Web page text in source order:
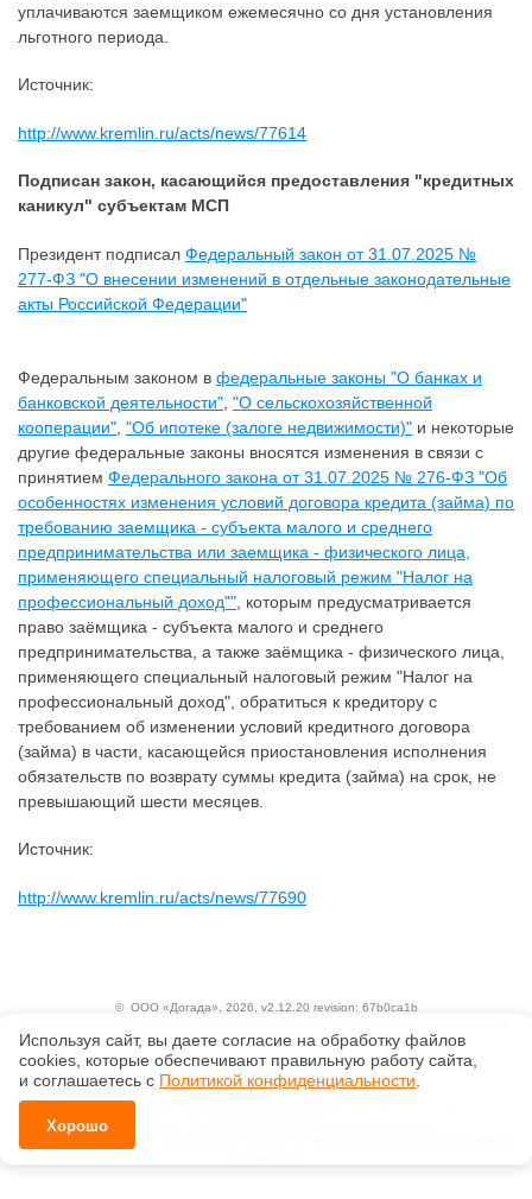
уплачиваются заемщиком ежемесячно со дня установления
льготного периода.
Источник:
http://www.kremlin.ru/acts/news/77614
Подписан закон, касающийся предоставления "кредитных
каникул" субъектам МСП
Президент подписал Федеральный закон от 31.07.2025 №
277-ФЗ "О внесении изменений в отдельные законодательные
акты Российской Федерации"
Федеральным законом в федеральные законы "О банках и
банковской деятельности" "О сельскохозяйственной
кооперации" "Об ипотеке (залоге недвижимости)" и некоторые
другие федеральные законы вносятся изменения в связи с
принятием Федерального закона от 31.07.2025 № 276-ФЗ "Об
особенностях изменения условий договора кредита (займа) по
требованию заемщика - субъекта малого и среднего
предпринимательства или заемщика - физического лица,
применяющего специальный налоговый режим "Налог на
профессиональный доход"" , которым предусматривается
право заёмщика - субъекта малого и среднего
предпринимательства, а также заёмщика - физического лица,
применяющего специальный налоговый режим "Налог на
профессиональный доход", обратиться к кредитору с
требованием об изменении условий кредитного договора
(займа) в части, касающейся приостановления исполнения
обязательств по возврату суммы кредита (займа) на срок, не
превышающий шести месяцев.
Источник:
http://www.kremlin.ru/acts/news/77690
© ООО «Догада» , 2026, v2.12.20 revision: 67b0ca1b
1.01, 3.01
Ценовая политика
Технологии
Исключительные авторские и смежные права принадлежат АО «Кодекс».
Положение по обработке и защите персональных данных
Используя сайт, вы даете согласие на обработку файлов
сооkiеs, которые обеспечивают правильную работу сайта,
и соглашаетесь с Политикой конфиденциальности
Хорошо